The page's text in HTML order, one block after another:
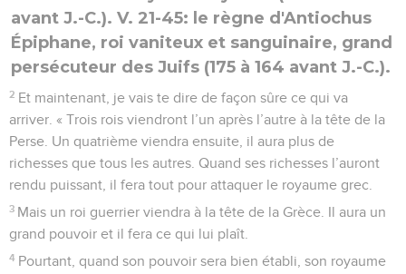
avant J.-C.). V. 21-45: le règne d'Antiochus
Épiphane, roi vaniteux et sanguinaire, grand
persécuteur des Juifs (175 à 164 avant J.-C.).
2 Et maintenant, je vais te dire de façon sûre ce qui va
arriver. « Trois rois viendront l’un après l’autre à la tête de la
Perse. Un quatrième viendra ensuite, il aura plus de
richesses que tous les autres. Quand ses richesses l’auront
rendu puissant, il fera tout pour attaquer le royaume grec.
3 Mais un roi guerrier viendra à la tête de la Grèce. Il aura un
grand pouvoir et il fera ce qui lui plaît.
4 Pourtant, quand son pouvoir sera bien établi, son royaume